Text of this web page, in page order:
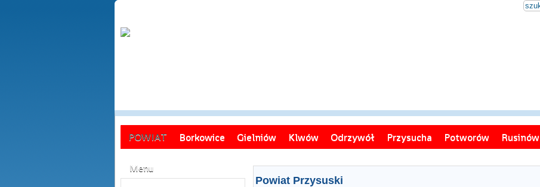
POWIAT Borkowice Gielniów Klwów Odrzywół Przysucha Potworów Rusinów
Menu
Powiat Przysuski